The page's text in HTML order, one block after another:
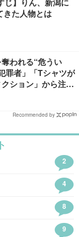
きた人物とは
われる“危うい
罪者」「Tシャツが
ション」から注目
Recommended by